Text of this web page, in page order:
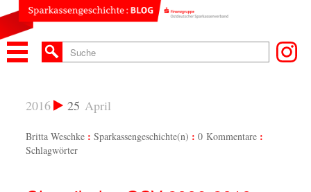
25 April
2016
Britta Weschke Sparkassengeschichte(n)
0 Kommentare
Schlagwörter